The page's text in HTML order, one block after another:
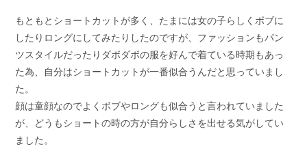
もともとショートカットが多く、たまには女の子らしくボブに
したりロングにしてみたりしたのですが、ファッションもパン
ツスタイルだったりダボダボの服を好んで着ている時期もあっ
た為、自分はショートカットが一番似合うんだと思っていまし
た。
顔は童顔なのでよくボブやロングも似合うと言われていました
が、どうもショートの時の方が自分らしさを出せる気がしてい
ました。